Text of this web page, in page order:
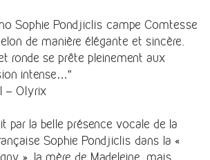
Sophie Pondjiclis campe Comtesse
de manière élégante et sincère.
ronde se prête pleinement aux
intense…”
– Olyrix
par la belle présence vocale de la
Sophie Pondjiclis dans la «